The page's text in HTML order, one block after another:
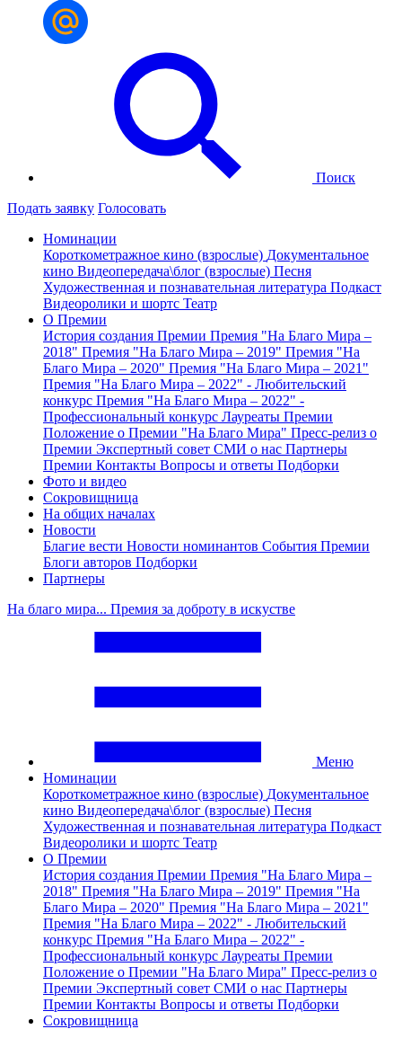
Поиск
Подать заявку Голосовать
Номинации
Короткометражное кино (взрослые) Документальное
кино Видеопередача\блог (взрослые) Песня
Художественная и познавательная литература Подкаст
Видеоролики и шортс Театр
О Премии
История создания Премии Премия "На Благо Мира –
2018" Премия "На Благо Мира – 2019" Премия "На
Благо Мира – 2020" Премия "На Благо Мира – 2021"
Премия "На Благо Мира – 2022" - Любительский
конкурс Премия "На Благо Мира – 2022" -
Профессиональный конкурс Лауреаты Премии
Положение о Премии "На Благо Мира" Пресс-релиз о
Премии Экспертный совет СМИ о нас Партнеры
Премии Контакты Вопросы и ответы Подборки
Фото и видео
Сокровищница
На общих началах
Новости
Благие вести Новости номинантов События Премии
Блоги авторов Подборки
Партнеры
На благо мира... Премия за доброту в искустве
Меню
Номинации
Короткометражное кино (взрослые) Документальное
кино Видеопередача\блог (взрослые) Песня
Художественная и познавательная литература Подкаст
Видеоролики и шортс Театр
О Премии
История создания Премии Премия "На Благо Мира –
2018" Премия "На Благо Мира – 2019" Премия "На
Благо Мира – 2020" Премия "На Благо Мира – 2021"
Премия "На Благо Мира – 2022" - Любительский
конкурс Премия "На Благо Мира – 2022" -
Профессиональный конкурс Лауреаты Премии
Положение о Премии "На Благо Мира" Пресс-релиз о
Премии Экспертный совет СМИ о нас Партнеры
Премии Контакты Вопросы и ответы Подборки
Сокровищница